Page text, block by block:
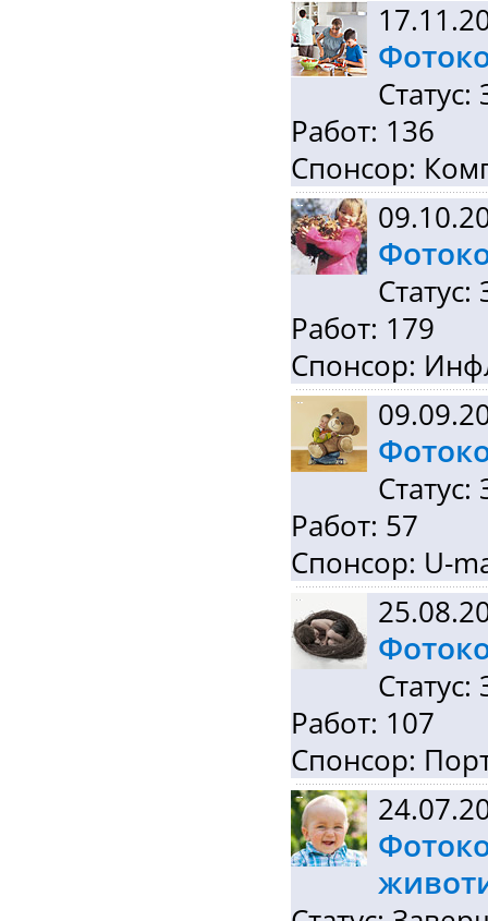
Работ: 136
Спонсор:
Работ: 179
Спонсор:
Работ: 57
Спонсор: U-
Работ: 107
Спонсор: